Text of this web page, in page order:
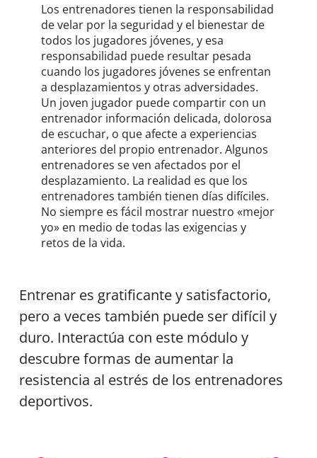
Los entrenadores tienen la responsabilidad
de velar por la seguridad y el bienestar de
todos los jugadores jóvenes, y esa
responsabilidad puede resultar pesada
cuando los jugadores jóvenes se enfrentan
a desplazamientos y otras adversidades.
Un joven jugador puede compartir con un
entrenador información delicada, dolorosa
de escuchar, o que afecte a experiencias
anteriores del propio entrenador. Algunos
entrenadores se ven afectados por el
desplazamiento. La realidad es que los
entrenadores también tienen días difíciles.
No siempre es fácil mostrar nuestro «mejor
yo» en medio de todas las exigencias y
retos de la vida.
Entrenar es gratificante y satisfactorio,
pero a veces también puede ser difícil y
duro. Interactúa con este módulo y
descubre formas de aumentar la
resistencia al estrés de los entrenadores
deportivos.